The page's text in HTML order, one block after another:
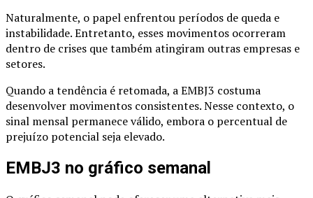
Naturalmente, o papel enfrentou períodos de queda e
instabilidade. Entretanto, esses movimentos ocorreram
dentro de crises que também atingiram outras empresas e
setores.
Quando a tendência é retomada, a EMBJ3 costuma
desenvolver movimentos consistentes. Nesse contexto, o
sinal mensal permanece válido, embora o percentual de
prejuízo potencial seja elevado.
EMBJ3 no gráfico semanal